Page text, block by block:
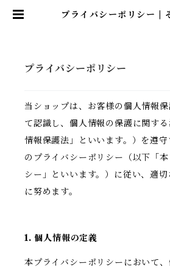
プライバシーポリシー |
プライバシーポリシー
当ショップは、お客様の個人情報
て認識し、個人情報の保護に関す
情報保護法」といいます。）を遵
のプライバシーポリシー（以下「
シー」といいます。）に従い、適
に努めます。
1. 個人情報の定義
本プライバシーポリシーにおいて